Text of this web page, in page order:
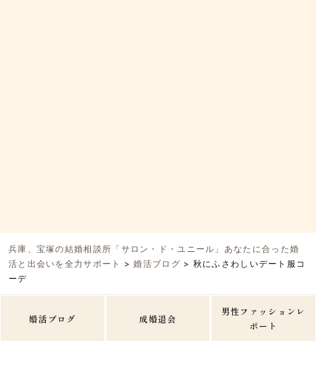
兵庫、宝塚の結婚相談所「サロン・ド・ユニール」あなたに合った婚
活と出会いを全力サポート
>婚活ブログ > 秋にふさわしいデート服コ
ーデ
婚活ブログ 成婚退会
男性ファッションレ
ポート